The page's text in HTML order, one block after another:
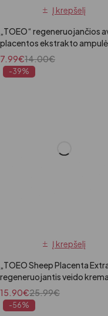
Į krepšelį
„TOEO“ regeneruojančios
placentos ekstrakto
veidui, 28 x 1,5 ml
14.00€
7.99€
-39%
Į krepšelį
„TOEO Sheep Placenta
regeneruojantis veido
su avių placentos ekstraktu,
g (Kopija)
25.99€
15.90€
-56%